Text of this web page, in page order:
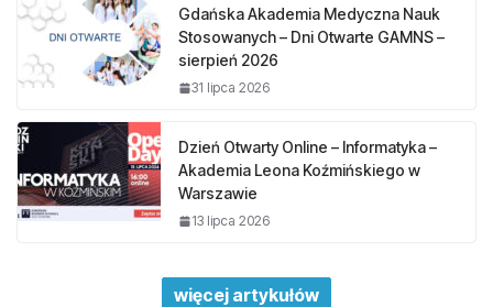
Gdańska Akademia Medyczna Nauk
Stosowanych – Dni Otwarte GAMNS –
sierpień 2026
31 lipca 2026
Dzień Otwarty Online – Informatyka –
Akademia Leona Koźmińskiego w
Warszawie
13 lipca 2026
więcej artykułów